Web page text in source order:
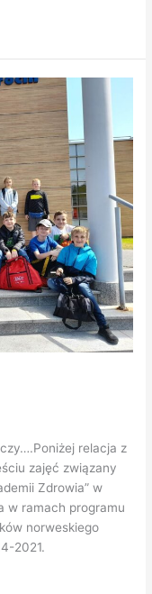
relacja z
zajęć związany
Zdrowia” w
w ramach programu
norweskiego
2021.